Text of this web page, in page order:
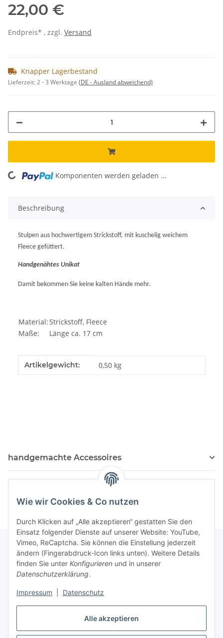
Alle akzeptieren
Wie wir Cookies & Co nutzen
Durch Klicken auf „Alle akzeptieren“ gestatten Sie den
Einsatz folgender Dienste auf unserer Website: YouTube,
Vimeo, ReCaptcha. Sie können die Einstellung jederzeit
ändern (Fingerabdruck-Icon links unten). Weitere Details
finden Sie unter Konfigurieren und in unserer
Datenschutzerklärung.
Impressum Datenschutz
22,00 €
Endpreis* , zzgl. Versand
Knapper Lagerbestand
Lieferzeit:2 - 3 Werktage (DE - Ausland abweichend)
Loading... Komponenten werden geladen ...
Beschreibung
Stulpen aus hochwertigem Strickstoff, mit kuschelig weichem
Fleece gefüttert.
Handgenähtes Unikat
Damit bekommen Sie keine kalten Hände mehr.
Material:Strickstoff, Fleece
Maße:
Länge ca. 17 cm
Produkteigenschaft
Wert
Artikelgewicht: 0,50 kg
handgemachte Accessoires
Informationen